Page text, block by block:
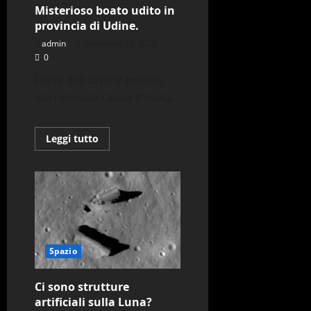
Misterioso boato udito in
provincia di Udine.
admin
0
Leggi tutto
di
Misterioso
boato
udito
in
provincia
di
Udine.
Spazio
Ci sono strutture
artificiali sulla Luna?